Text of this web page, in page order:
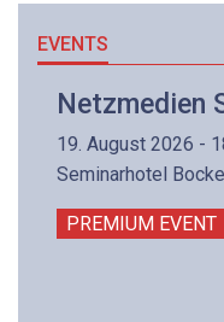
EVENTS
Netzmedien
19. August 2026 -
Seminarhotel
PREMIUM EVENT